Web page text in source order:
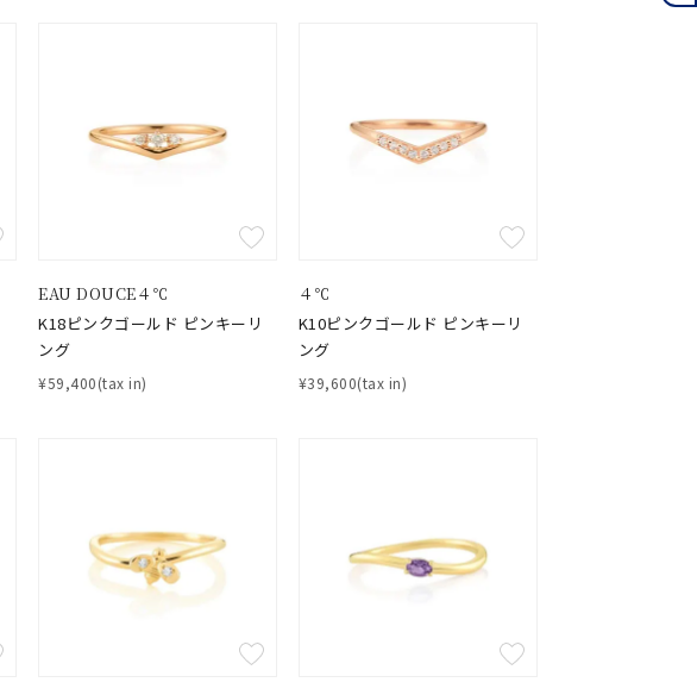
モード ユニセックス
推し活
EAU DOUCE４℃
K18ピンクゴールド ピンキーリ
ング
¥59,400(tax in)
４℃
K10ピンクゴールド ピンキーリ
ング
¥39,600(tax in)